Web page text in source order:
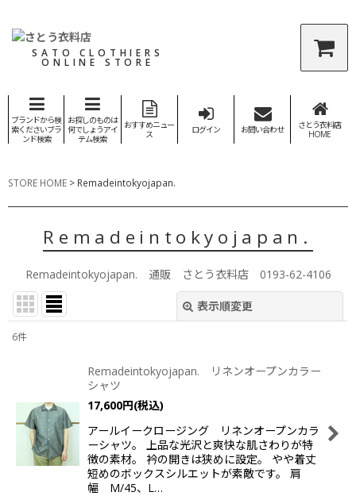
SATO CLOTHIERS
ONLINE STORE
ブランドから検
索くださいブラ
ンド検索
お探しのものは
何でしょうアイ
テム検索
おすすめニュー
ス
ログイン お問い合わせ
さとう衣料店
HOME
STORE HOME > Remadeintokyojapan.
Remadeintokyojapan.
Remadeintokyojapan. 通販 さとう衣料店 0193-62-4106
表示順変更
絞り込む
6件
Remadeintokyojapan. リネンオープンカラー
シャツ
17,600円(税込)
アールイークロージング リネンオープンカラ
ーシャツ。 上品な光沢と爽快な肌さわりが特
徴の素材。 衿の開きは狭めに設定。 やや着丈
短めのボックスシルエットが素敵です。 肩
幅 M/45、L…